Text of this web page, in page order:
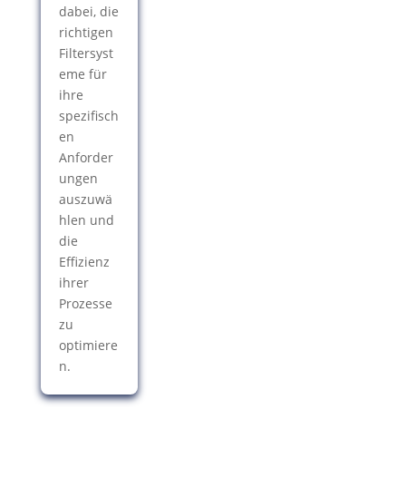
dabei, die
richtigen
Filtersyst
eme für
ihre
spezifisch
en
Anforder
ungen
auszuwä
hlen und
die
Effizienz
ihrer
Prozesse
zu
optimiere
n.